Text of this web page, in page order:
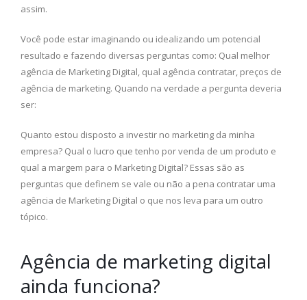
assim.
Você pode estar imaginando ou idealizando um potencial
resultado e fazendo diversas perguntas como: Qual melhor
agência de Marketing Digital, qual agência contratar, preços de
agência de marketing. Quando na verdade a pergunta deveria
ser:
Quanto estou disposto a investir no marketing da minha
empresa? Qual o lucro que tenho por venda de um produto e
qual a margem para o Marketing Digital? Essas são as
perguntas que definem se vale ou não a pena contratar uma
agência de Marketing Digital o que nos leva para um outro
tópico.
Agência de marketing digital
ainda funciona?